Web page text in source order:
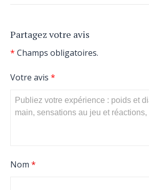
Partagez votre avis
* Champs obligatoires.
Votre avis *
Nom *